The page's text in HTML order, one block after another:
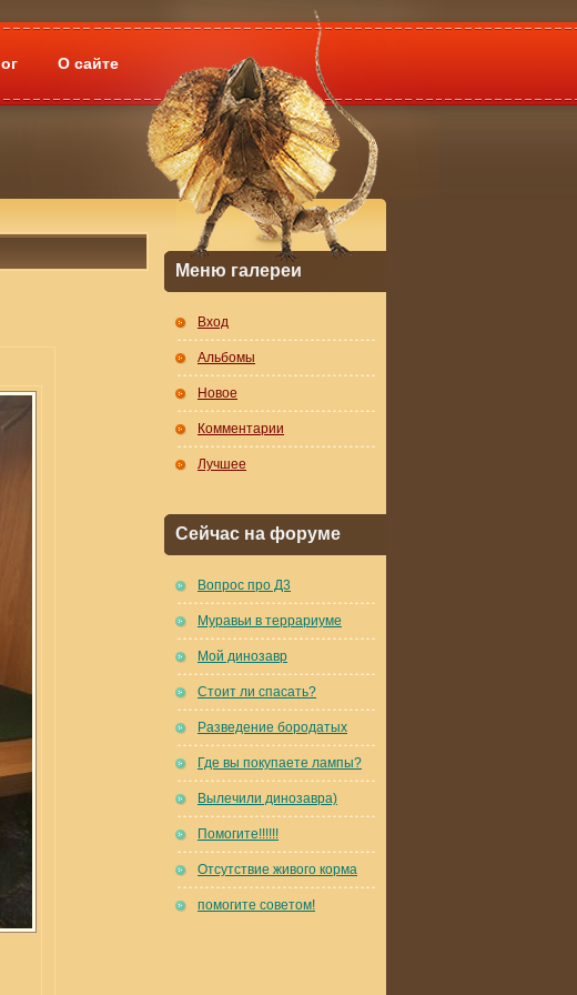
О сайте
Меню галереи
Вход
Альбомы
Новое
Комментарии
Лучшее
Сейчас на форуме
Вопрос про Д3
Муравьи в террариуме
Мой динозавр
Стоит ли спасать?
Разведение бородатых
Где вы покупаете лампы?
Вылечили динозавра)
Помогите!!!!!!
Отсутствие живого корма
помогите советом!